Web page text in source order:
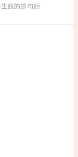
生說的這句話…